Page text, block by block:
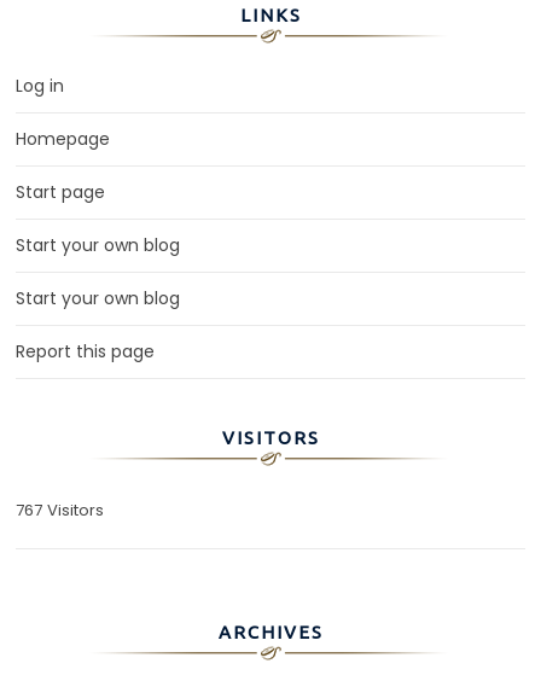
LINKS
Log in
Homepage
Start page
Start your own blog
Start your own blog
Report this page
VISITORS
767 Visitors
ARCHIVES